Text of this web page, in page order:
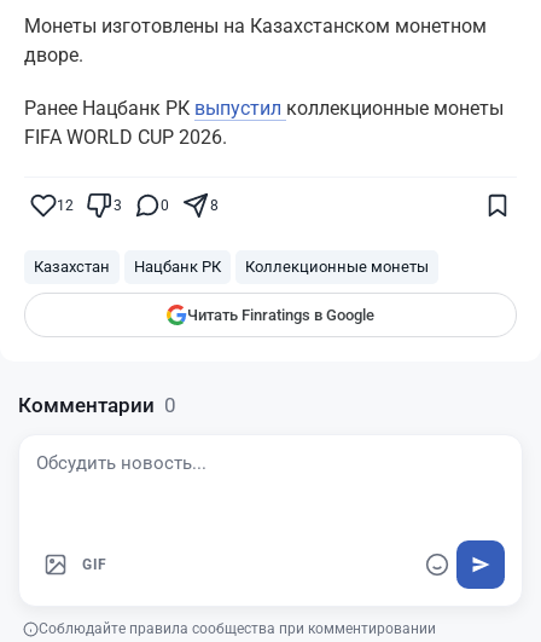
Монеты изготовлены на Казахстанском монетном
дворе.
Ранее Нацбанк РК выпустил коллекционные монеты
FIFA WORLD CUP 2026.
12 3 0 8
Казахстан Нацбанк РК Коллекционные монеты
Читать Finratings в Google
показываться вам
Комментарии 0
GIF
Соблюдайте правила сообщества при комментировании